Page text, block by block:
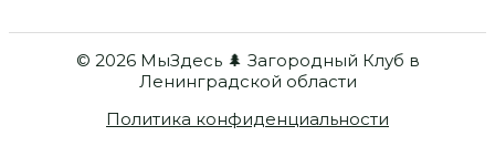
© 2026 МыЗдесь 🌲 Загородный Клуб в
Ленинградской области
Политика конфиденциальности